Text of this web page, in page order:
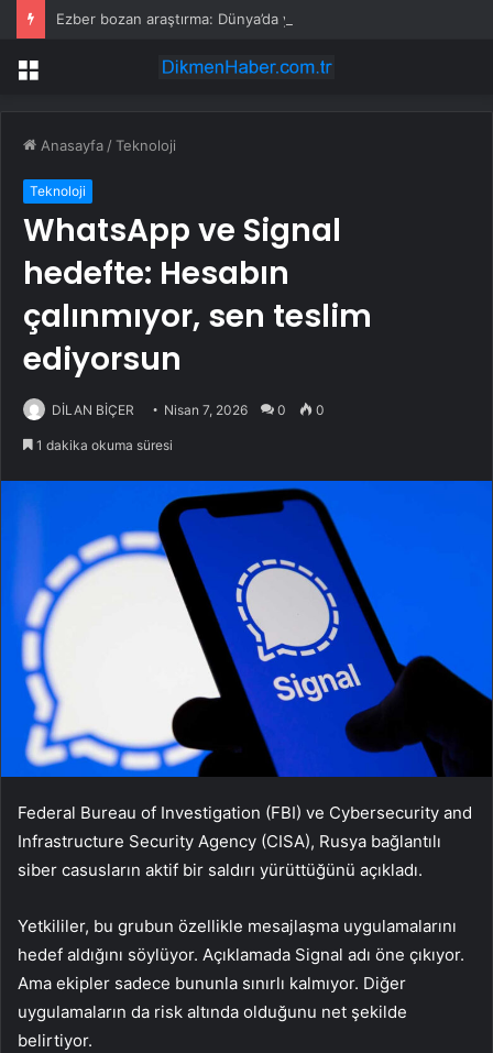
Ezber bozan araştırma: Dünya’da yaşam iki kez ortaya çıktı
Menü
Anasayfa /Teknoloji
Teknoloji
WhatsApp ve Signal
hedefte: Hesabın
çalınmıyor, sen teslim
ediyorsun
DİLAN BİÇER Nisan 7, 2026 0 0
1 dakika okuma süresi
Federal Bureau of Investigation (FBI) ve Cybersecurity and
Infrastructure Security Agency (CISA), Rusya bağlantılı
siber casusların aktif bir saldırı yürüttüğünü açıkladı.
Yetkililer, bu grubun özellikle mesajlaşma uygulamalarını
hedef aldığını söylüyor. Açıklamada Signal adı öne çıkıyor.
Ama ekipler sadece bununla sınırlı kalmıyor. Diğer
uygulamaların da risk altında olduğunu net şekilde
belirtiyor.